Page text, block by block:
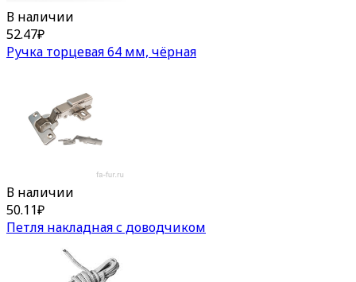
В наличии
52.47₽
Ручка торцевая 64 мм, чёрная
В наличии
50.11₽
Петля накладная с доводчиком